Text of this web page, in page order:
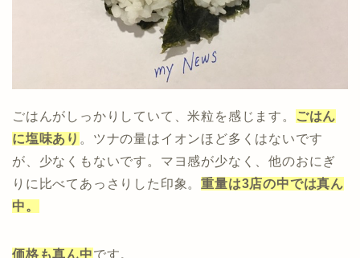
ごはんがしっかりしていて、米粒を感じます。
ごはん
に塩味あり 。ツナの量はイオンほど多くはないです
が、少なくもないです。マヨ感が少なく、他のおにぎ
りに比べてあっさりした印象。重量は3店の中では真ん
中。
価格も真ん中です。